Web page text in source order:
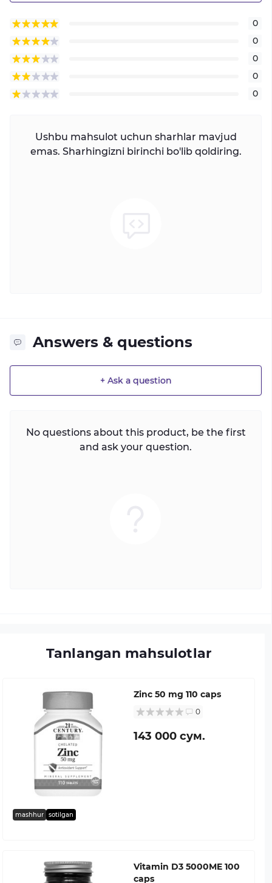
0
0
0
0
0
Ushbu mahsulot uchun sharhlar mavjud
emas. Sharhingizni birinchi bo'lib qoldiring.
Answers & questions
+ Ask a question
No questions about this product, be the first
and ask your question.
Tanlangan mahsulotlar
mashhur sotilgan
Zinc 50 mg 110 caps
0
143 000 сум.
Vitamin D3 5000ME 100
caps